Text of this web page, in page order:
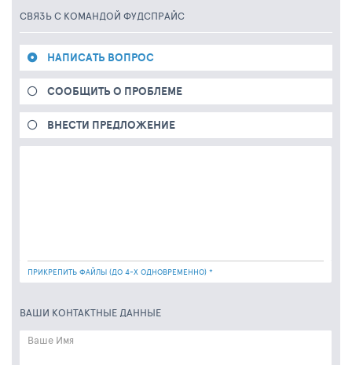
СВЯЗЬ С КОМАНДОЙ ФУДСПРАЙС
НАПИСАТЬ ВОПРОС
СООБЩИТЬ О ПРОБЛЕМЕ
ВНЕСТИ ПРЕДЛОЖЕНИЕ
ПРИКРЕПИТЬ ФАЙЛЫ (ДО 4-Х ОДНОВРЕМЕННО) *
ВАШИ КОНТАКТНЫЕ ДАННЫЕ
Ваше Имя